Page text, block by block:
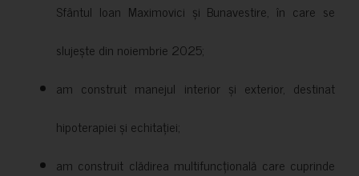
Sfântul Ioan Maximovici și Bunavestire, în care se
slujește din noiembrie 2025;
am construit manejul interior și exterior, destinat
hipoterapiei și echitației;
am construit clădirea multifuncțională care cuprinde